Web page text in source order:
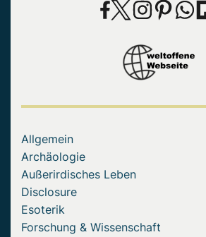
Allgemein
Archäologie
Außerirdisches Leben
Disclosure
Esoterik
Forschung & Wissenschaft